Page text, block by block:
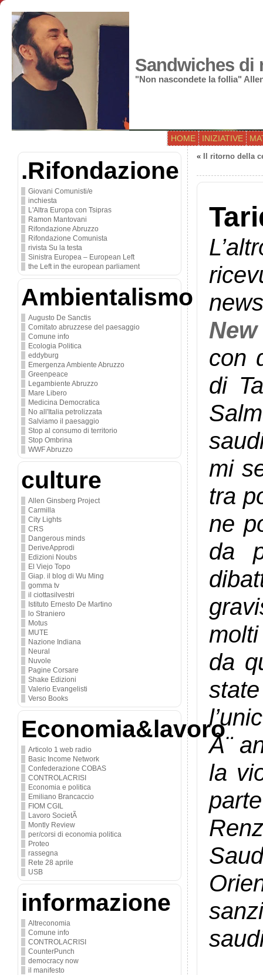
Sandwiches di
"Non nascondete la follia"
HOME INIZIATIVE
.Rifondazione
Giovani Comunisti/e
inchiesta
L'Altra Europa con Tsipras
Ramon Mantovani
Rifondazione Abruzzo
Rifondazione Comunista
rivista Su la testa
Sinistra Europea – European Left
the Left in the european parliament
Ambientalismo
Augusto De Sanctis
Comitato abruzzese del paesaggio
Comune info
Ecologia Politica
eddyburg
Emergenza Ambiente Abruzzo
Greenpeace
Legambiente Abruzzo
Mare Libero
Medicina Democratica
No all'Italia petrolizzata
Salviamo il paesaggio
Stop al consumo di territorio
Stop Ombrina
WWF Abruzzo
culture
Allen Ginsberg Project
Carmilla
City Lights
CRS
Dangerous minds
DeriveApprodi
Edizioni Noubs
El Viejo Topo
Giap. il blog di Wu Ming
gomma tv
il ciottasilvestri
Istituto Ernesto De Martino
lo Straniero
Motus
MUTE
Nazione Indiana
Neural
Nuvole
Pagine Corsare
Shake Edizioni
Valerio Evangelisti
Verso Books
Economia&lavoro
Articolo 1 web radio
Basic Income Network
Confederazione COBAS
CONTROLACRISI
Economia e politica
Emiliano Brancaccio
FIOM CGIL
Lavoro SocietÃ
Montly Review
per/corsi di economia politica
Proteo
rassegna
Rete 28 aprile
USB
informazione
Altreconomia
Comune info
CONTROLACRISI
CounterPunch
democracy now
il manifesto
« Il ritorno della
con
di
mi
tra
ne
da
da
Ã¨
la